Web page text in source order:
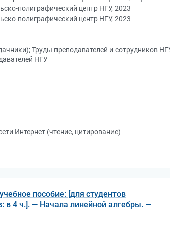
полиграфический центр НГУ, 2023
полиграфический центр НГУ, 2023
Труды преподавателей и сотрудников
НГУ
Интернет (чтение, цитирование)
пособие: [для студентов
в 4 ч.]. — Начала линейной алгебры. —